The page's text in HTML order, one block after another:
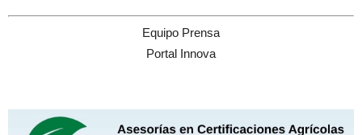
Equipo Prensa
Portal Innova